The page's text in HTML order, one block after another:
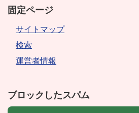
固定ページ
サイトマップ
検索
運営者情報
ブロックしたスパム